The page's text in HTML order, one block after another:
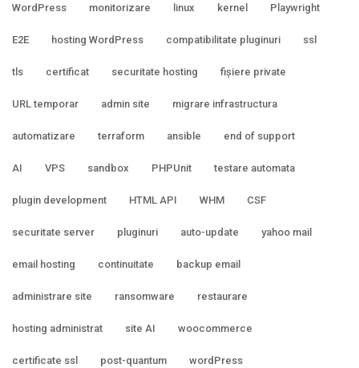
WordPress monitorizare linux kernel Playwright
E2E hosting WordPress compatibilitate pluginuri ssl
tls certificat securitate hosting fișiere private
URL temporar admin site migrare infrastructura
automatizare terraform ansible end of support
AI VPS sandbox PHPUnit testare automata
plugin development HTML API WHM CSF
securitate server pluginuri auto-update yahoo mail
email hosting continuitate backup email
administrare site ransomware restaurare
hosting administrat site AI woocommerce
certificate ssl post-quantum wordPress